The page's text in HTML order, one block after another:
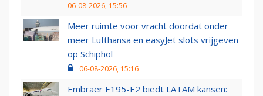
06-08-2026, 15:56
Meer ruimte voor vracht doordat onder
meer Lufthansa en easyJet slots vrijgeven
op Schiphol
06-08-2026, 15:16
Embraer E195-E2 biedt LATAM kansen: